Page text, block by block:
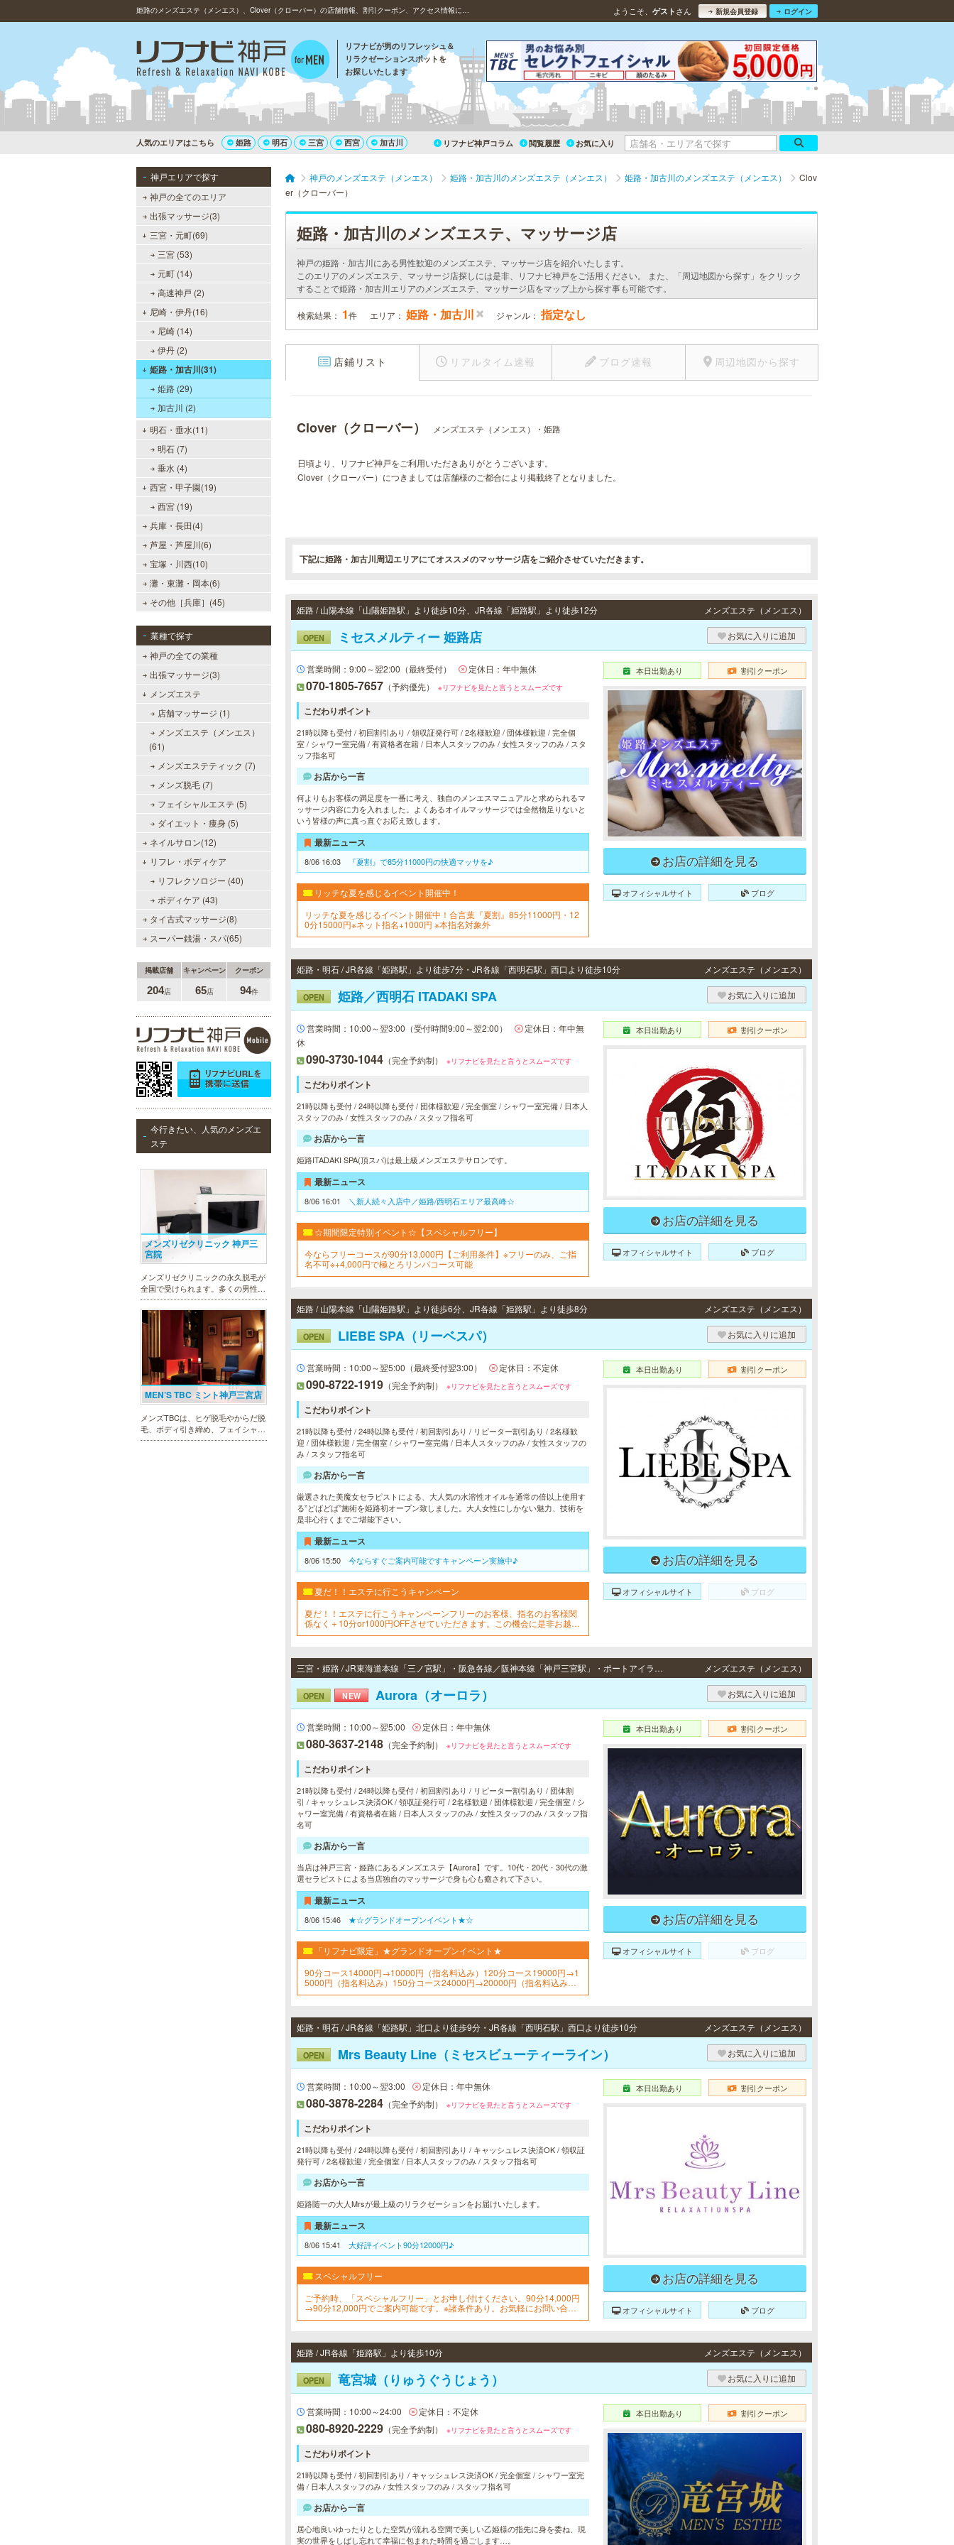
姫路のメンズエステ（メンエス）、Clover（クローバー）の店舗情報、割引クーポン、アクセス情報について ようこそ、 ゲスト さん 新規会員登録 ログイン
リフナビが男のリフレッシュ＆
リラクゼーションスポットを
お探しいたします
人気のエリアはこちら 姫路 明石 三宮 西宮 加古川 リフナビ神戸コラム 閲覧履歴 お気に入り
神戸エリアで探す
神戸の全てのエリア
出張マッサージ(3)
三宮・元町(69)
三宮 (53)
元町 (14)
高速神戸 (2)
尼崎・伊丹(16)
尼崎 (14)
伊丹 (2)
姫路・加古川(31)
姫路 (29)
加古川 (2)
明石・垂水(11)
明石 (7)
垂水 (4)
西宮・甲子園(19)
西宮 (19)
兵庫・長田(4)
芦屋・芦屋川(6)
宝塚・川西(10)
灘・東灘・岡本(6)
その他［兵庫］(45)
業種で探す
神戸の全ての業種
出張マッサージ(3)
メンズエステ
店舗マッサージ (1)
メンズエステ（メンエス）
(61)
メンズエステティック (7)
メンズ脱毛 (7)
フェイシャルエステ (5)
ダイエット・痩身 (5)
ネイルサロン(12)
リフレ・ボディケア
リフレクソロジー (40)
ボディケア (43)
タイ古式マッサージ(8)
スーパー銭湯・スパ(65)
掲載店舗 キャンペーン クーポン
204店 65店 94件
今行きたい、人気のメンズエ
ステ
メンズリゼクリニック 神戸三
宮院
メンズリゼクリニックの永久脱毛が
全国で受けられます。多くの男性患
者様にご支持頂き、新宿1院から始
まったメンズリゼクリニックが、現
在では提携院含め全国10院を展開す
るクリニックになりました。
MEN’S TBC ミント神戸三宮店
メンズTBCは、ヒゲ脱毛やからだ脱
毛、ボディ引き締め、フェイシャル
等、清潔感を保ちたい方や、お手入
神戸のメンズエステ（メンエス） 姫路・加古川のメンズエステ（メンエス） 姫路・加古川のメンズエステ（メンエス）
Clov
er（クローバー）
姫路・加古川のメンズエステ、マッサージ店
神戸の姫路・加古川にある男性歓迎のメンズエステ、マッサージ店を紹介いたします。
このエリアのメンズエステ、マッサージ店探しには是非、リフナビ神戸をご活用ください。 また、「周辺地図から探す」をクリック
することで姫路・加古川エリアのメンズエステ、マッサージ店をマップ上から探す事も可能です。
検索結果： 1件 エリア： 姫路・加古川 ジャンル： 指定なし
店鋪リスト リアルタイム速報 ブログ速報 周辺地図から探す
Clover（クローバー） メンズエステ（メンエス）・姫路
日頃より、リフナビ神戸をご利用いただきありがとうございます。
Clover（クローバー）につきましては店舗様のご都合により掲載終了となりました。
下記に姫路・加古川周辺エリアにてオススメのマッサージ店をご紹介させていただきます。
姫路 / 山陽本線「山陽姫路駅」より徒歩10分、JR各線「姫路駅」より徒歩12分 メンズエステ（メンエス）
OPEN ミセスメルティー 姫路店 お気に入りに追加
営業時間：9:00～翌2:00（最終受付） 定休日：年中無休
070-1805-7657 （予約優先） ※リフナビを見たと言うとスムーズです
こだわりポイント
21時以降も受付 / 初回割引あり / 領収証発行可 / 2名様歓迎 / 団体様歓迎 / 完全個
室 / シャワー室完備 / 有資格者在籍 / 日本人スタッフのみ / 女性スタッフのみ / スタ
ッフ指名可
お店から一言
何よりもお客様の満足度を一番に考え、独自のメンエスマニュアルと求められるマ
ッサージ内容に力を入れました。よくあるオイルマッサージでは全然物足りないと
いう皆様の声に真っ直ぐお応え致します。
最新ニュース
8/06 16:03 『夏割』で85分11000円の快適マッサを♪
リッチな夏を感じるイベント開催中！
リッチな夏を感じるイベント開催中！合言葉『夏割』85分11000円・12
0分15000円※ネット指名+1000円 ※本指名対象外
本日出勤あり 割引クーポン
お店の詳細を見る
オフィシャルサイト ブログ
姫路・明石 / JR各線「姫路駅」より徒歩7分・JR各線「西明石駅」西口より徒歩10分 メンズエステ（メンエス）
OPEN 姫路／西明石 ITADAKI SPA お気に入りに追加
営業時間：10:00～翌3:00（受付時間9:00～翌2:00）
定休日：年中無
休
090-3730-1044 （完全予約制） ※リフナビを見たと言うとスムーズです
こだわりポイント
21時以降も受付 / 24時以降も受付 / 団体様歓迎 / 完全個室 / シャワー室完備 / 日本人
スタッフのみ / 女性スタッフのみ / スタッフ指名可
お店から一言
姫路ITADAKI SPA(頂スパ)は最上級メンズエステサロンです。
最新ニュース
8/06 16:01 ＼新人続々入店中／姫路/西明石エリア最高峰☆
☆期間限定特別イベント☆【スペシャルフリー】
今ならフリーコースが90分13,000円【ご利用条件】※フリーのみ、ご指
名不可※+4,000円で極とろリンパコース可能
本日出勤あり 割引クーポン
お店の詳細を見る
オフィシャルサイト ブログ
姫路 / 山陽本線「山陽姫路駅」より徒歩6分、JR各線「姫路駅」より徒歩8分 メンズエステ（メンエス）
OPEN LIEBE SPA（リーベスパ） お気に入りに追加
営業時間：10:00～翌5:00（最終受付翌3:00） 定休日：不定休
090-8722-1919 （完全予約制） ※リフナビを見たと言うとスムーズです
こだわりポイント
21時以降も受付 / 24時以降も受付 / 初回割引あり / リピーター割引あり / 2名様歓
迎 / 団体様歓迎 / 完全個室 / シャワー室完備 / 日本人スタッフのみ / 女性スタッフの
み / スタッフ指名可
お店から一言
厳選された美魔女セラピストによる、大人気の水溶性オイルを通常の倍以上使用す
る”どばどば”施術を姫路初オープン致しました。大人女性にしかない魅力、技術を
是非心行くまでご堪能下さい。
最新ニュース
8/06 15:50 今ならすぐご案内可能ですキャンペーン実施中♪
夏だ！！エステに行こうキャンペーン
夏だ！！エステに行こうキャンペーンフリーのお客様、指名のお客様関
係なく＋10分or1000円OFFさせていただきます。この機会に是非お越し
ください！
本日出勤あり 割引クーポン
お店の詳細を見る
オフィシャルサイト ブログ
三宮・姫路 / JR東海道本線「三ノ宮駅」・阪急各線／阪神本線「神戸三宮駅」・ポートアイランド線「三宮駅」・地下鉄各線「三宮駅」より徒歩6分・山陽本線「山陽姫路駅」より徒歩6分、JR各線「姫路駅」より徒歩10分 メンズエステ（メンエス）
OPEN NEW Aurora（オーロラ） お気に入りに追加
営業時間：10:00～翌5:00 定休日：年中無休
080-3637-2148 （完全予約制） ※リフナビを見たと言うとスムーズです
こだわりポイント
21時以降も受付 / 24時以降も受付 / 初回割引あり / リピーター割引あり / 団体割
引 / キャッシュレス決済OK / 領収証発行可 / 2名様歓迎 / 団体様歓迎 / 完全個室 / シ
ャワー室完備 / 有資格者在籍 / 日本人スタッフのみ / 女性スタッフのみ / スタッフ指
名可
お店から一言
当店は神戸三宮・姫路にあるメンズエステ【Aurora】です。10代・20代・30代の激
選セラピストによる当店独自のマッサージで身も心も癒されて下さい。
最新ニュース
8/06 15:46 ★☆グランドオープンイベント★☆
「リフナビ限定」★グランドオープンイベント★
90分コース14000円→10000円（指名料込み）120分コース19000円→1
5000円（指名料込み）150分コース24000円→20000円（指名料込み）
オプションディープリンパ無料
本日出勤あり 割引クーポン
お店の詳細を見る
オフィシャルサイト ブログ
姫路・明石 / JR各線「姫路駅」北口より徒歩9分・JR各線「西明石駅」西口より徒歩10分 メンズエステ（メンエス）
OPEN Mrs Beauty Line（ミセスビューティーライン） お気に入りに追加
営業時間：10:00～翌3:00 定休日：年中無休
080-3878-2284 （完全予約制） ※リフナビを見たと言うとスムーズです
こだわりポイント
21時以降も受付 / 24時以降も受付 / 初回割引あり / キャッシュレス決済OK / 領収証
発行可 / 2名様歓迎 / 完全個室 / 日本人スタッフのみ / スタッフ指名可
お店から一言
姫路随一の大人Mrsが最上級のリラクゼーションをお届けいたします。
最新ニュース
8/06 15:41 大好評イベント90分12000円♪
スペシャルフリー
ご予約時、「スペシャルフリー」とお申し付けください。90分14,000円
→90分12,000円でご案内可能です。※諸条件あり。お気軽にお問い合せ
くださいませ！
本日出勤あり 割引クーポン
お店の詳細を見る
オフィシャルサイト ブログ
姫路 / JR各線「姫路駅」より徒歩10分 メンズエステ（メンエス）
OPEN 竜宮城（りゅうぐうじょう） お気に入りに追加
営業時間：10:00～24:00 定休日：不定休
080-8920-2229 （完全予約制） ※リフナビを見たと言うとスムーズです
こだわりポイント
21時以降も受付 / 初回割引あり / キャッシュレス決済OK / 完全個室 / シャワー室完
備 / 日本人スタッフのみ / 女性スタッフのみ / スタッフ指名可
お店から一言
居心地良いゆったりとした空気が流れる空間で美しい乙姫様の指先に身を委ね、現
実の世界をしばし忘れて幸福に包まれた時間を過ごします…。
本日出勤あり 割引クーポン